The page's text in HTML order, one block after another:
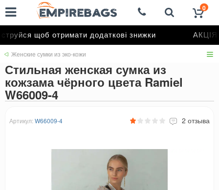
щоб отримати додаткові знижки АКЦІЯ
0
Женские сумки из эко-кожи
Стильная женская сумка из
кожзама чёрного цвета Ramiel
W66009-4
Артикул: W66009-4 2 отзыва